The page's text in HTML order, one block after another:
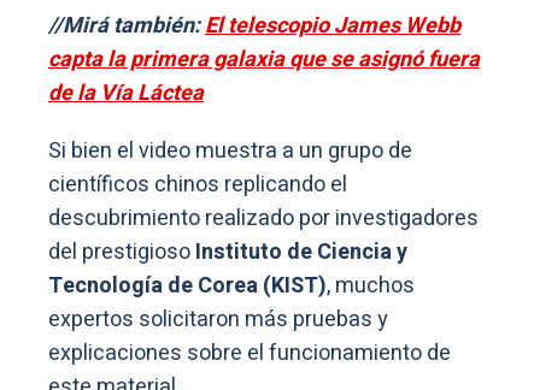
//Mirá también:El telescopio James Webb
capta la primera galaxia que se asignó fuera
de la Vía Láctea
Si bien el video muestra a un grupo de
científicos chinos replicando el
descubrimiento realizado por investigadores
del prestigiosoInstituto de Ciencia y
Tecnología de Corea (KIST), muchos
expertos solicitaron más pruebas y
explicaciones sobre el funcionamiento de